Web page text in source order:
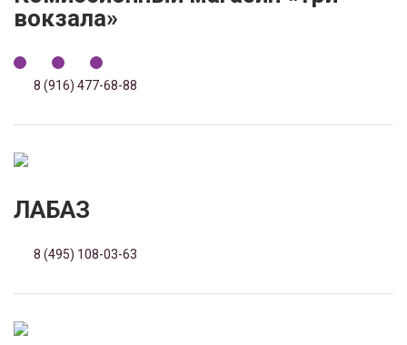
вокзала»
8 (916) 477-68-88
ЛАБАЗ
8 (495) 108-03-63